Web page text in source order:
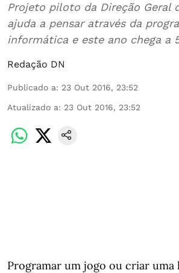
Projeto piloto da Direção Geral
ajuda a pensar através da
informática e este ano chega a
Redação DN
Publicado a: 23 Out 2016, 23:52
Atualizado a: 23 Out 2016, 23:52
Programar um jogo ou criar uma